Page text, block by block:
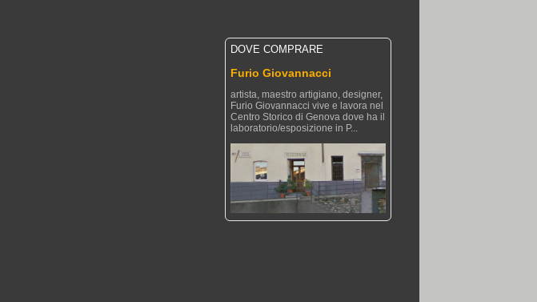
DOVE COMPRARE
Furio Giovannacci
artista, maestro artigiano, designer,
Furio Giovannacci vive e lavora nel
Centro Storico di Genova dove ha il
laboratorio/esposizione in P...